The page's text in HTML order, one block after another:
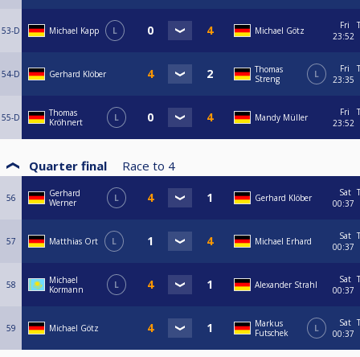
53-D Michael Kapp L Michael Götz
Fri
23:52
54-D Gerhard Klöber
Thomas
Streng
L
Fri
23:35
55-D
Thomas
Kröhnert
L Mandy Müller
Fri
23:52
Quarter final Race to 4
56
Gerhard
Werner
L Gerhard Klöber
Sat
00:37
57 Matthias Ort L Michael Erhard
Sat
00:37
58
Michael
Kormann
L Alexander Strahl
Sat
00:37
59 Michael Götz
Markus
Futschek
L
Sat
00:37